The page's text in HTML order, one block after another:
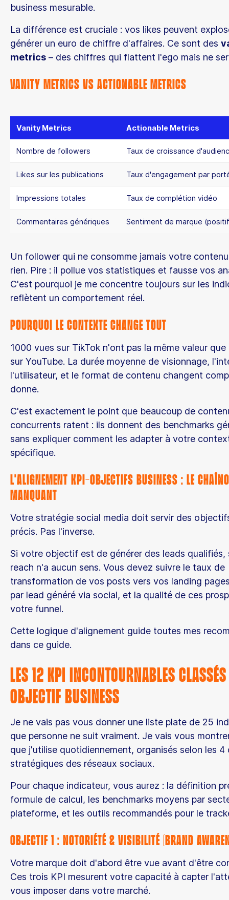
business mesurable.
La différence est cruciale : vos likes peuvent
générer un euro de chiffre d'affaires. Ce sont des
metrics – des chiffres qui flattent l'ego mais ne
Vanity Metrics vs Actionable Metrics
Vanity Metrics Actionable Metrics
Nombre de followers Taux de croissance
Likes sur les publications Taux d'engagement par
Impressions totales Taux de complétion vidéo
Commentaires génériques Sentiment de marque
Un follower qui ne consomme jamais votre
rien. Pire : il pollue vos statistiques et fausse vos
C'est pourquoi je me concentre toujours sur les
reflètent un comportement réel.
Pourquoi le contexte change tout
1000 vues sur TikTok n'ont pas la même valeur
sur YouTube. La durée moyenne de visionnage,
l'utilisateur, et le format de contenu changent
donne.
C'est exactement le point que beaucoup de
concurrents ratent : ils donnent des benchmarks
sans expliquer comment les adapter à votre
spécifique.
L'alignement KPI-objectifs business : le
manquant
Votre stratégie social media doit servir des
précis. Pas l'inverse.
Si votre objectif est de générer des leads qualifiés,
reach n'a aucun sens. Vous devez suivre le taux de
transformation de vos posts vers vos landing
par lead généré via social, et la qualité de ces
votre funnel.
Cette logique d'alignement guide toutes mes
dans ce guide.
Les 12 KPI Incontournables
Objectif Business
Je ne vais pas vous donner une liste plate de 25
que personne ne suit vraiment. Je vais vous
que j'utilise quotidiennement, organisés selon les
stratégiques des réseaux sociaux.
Pour chaque indicateur, vous aurez : la définition
formule de calcul, les benchmarks moyens par
plateforme, et les outils recommandés pour le
Objectif 1 : Notoriété & Visibilité (Brand
Votre marque doit d'abord être vue avant d'être
Ces trois KPI mesurent votre capacité à capter
vous imposer dans votre marché.